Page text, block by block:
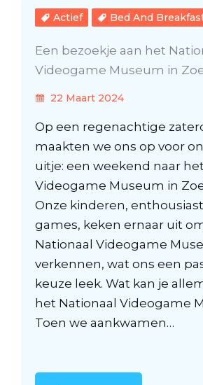
Actief Bed And
Een bezoekje aan het
Videogame Museum in
22 Maart 2024
Op een regenachtige
maakten we ons op voor
uitje: een weekend naar
Videogame Museum in
Onze kinderen,
games, keken ernaar uit
Nationaal Videogame
verkennen, wat ons een
keuze leek. Wat kan je
het Nationaal Videogame
Toen we aankwamen…